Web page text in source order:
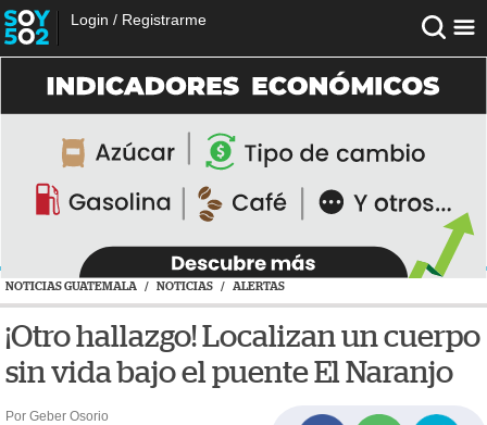
Login / Registrarme
NOTICIAS GUATEMALA / NOTICIAS / ALERTAS
¡Otro hallazgo! Localizan un cuerpo
sin vida bajo el puente El Naranjo
Por Geber Osorio